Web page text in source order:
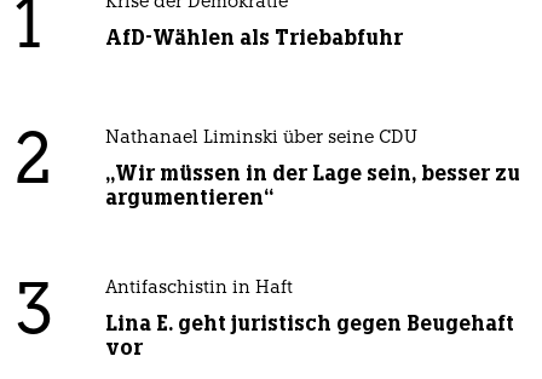
1 AfD-Wählen als Triebabfuhr
2 Nathanael Liminski über seine CDU
„Wir müssen in der Lage sein, besser zu
argumentieren“
3 Antifaschistin in Haft
Lina E. geht juristisch gegen Beugehaft
vor